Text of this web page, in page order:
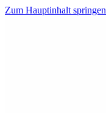
Zum Hauptinhalt springen